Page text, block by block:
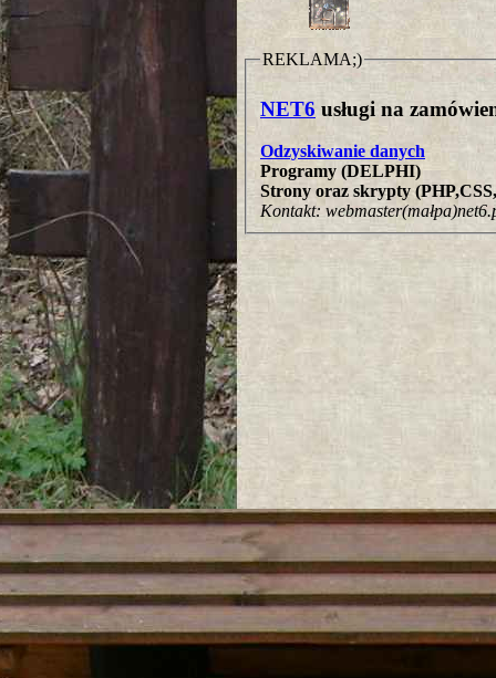
REKLAMA;)
NET6 usługi na
Odzyskiwanie danych
Programy (DELPHI)
Strony oraz skrypty
Kontakt: